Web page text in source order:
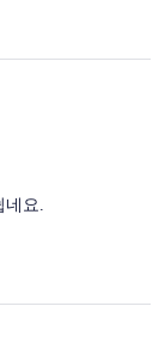
요.